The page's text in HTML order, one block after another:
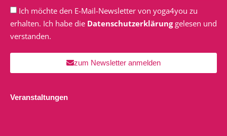
Ich möchte den E-Mail-Newsletter von yoga4you zu
erhalten. Ich habe die Datenschutzerklärunggelesen und
verstanden.
zum Newsletter anmelden
Veranstaltungen